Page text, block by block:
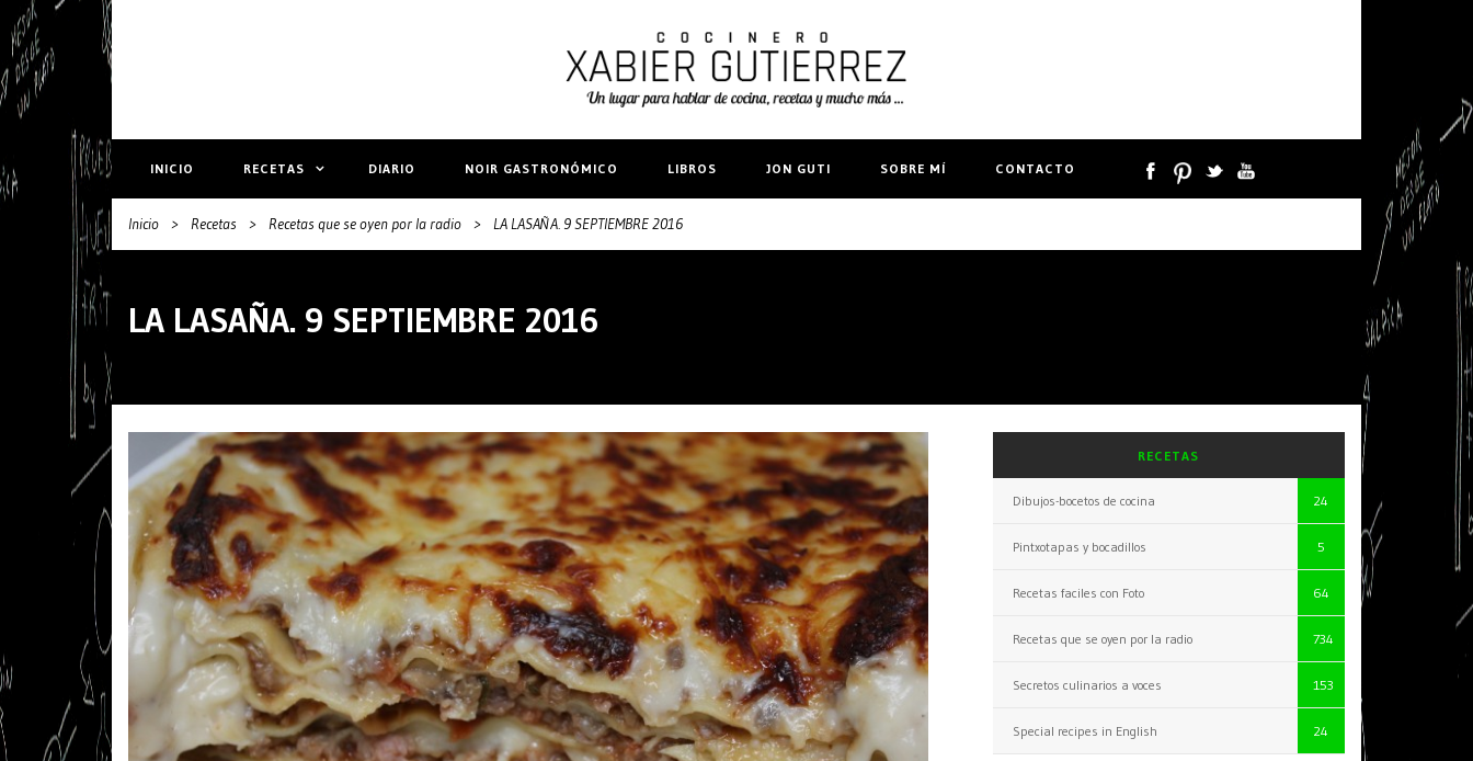
INICIO RECETAS DIARIO NOIR GASTRONÓMICO LIBROS JON GUTI SOBRE MÍ CONTACTO
Inicio > Recetas > Recetas que se oyen por la radio > LA LASAÑA. 9 SEPTIEMBRE 2016
LA LASAÑA. 9 SEPTIEMBRE 2016
RECETAS
Dibujos-bocetos de cocina 24
Pintxotapas y bocadillos 5
Recetas faciles con Foto 64
Recetas que se oyen por la radio 734
Secretos culinarios a voces 153
Special recipes in English 24